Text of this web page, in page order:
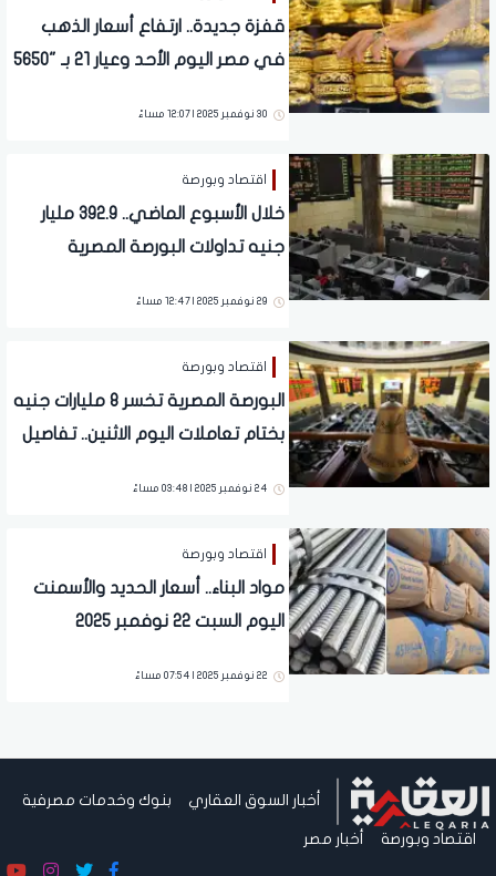
قفزة جديدة.. ارتفاع أسعار الذهب
في مصر اليوم الأحد وعيار 21 بـ "5650
30 نوفمبر 2025 | 12:07 مساءً
اقتصاد وبورصة
خلال الأسبوع الماضي.. 392.9 مليار
جنيه تداولات البورصة المصرية
29 نوفمبر 2025 | 12:47 مساءً
اقتصاد وبورصة
البورصة المصرية تخسر 8 مليارات جنيه
بختام تعاملات اليوم الاثنين.. تفاصيل
24 نوفمبر 2025 | 03:48 مساءً
اقتصاد وبورصة
مواد البناء.. أسعار الحديد والأسمنت
اليوم السبت 22 نوفمبر 2025
22 نوفمبر 2025 | 07:54 مساءً
أخبار السوق العقاري بنوك وخدمات مصرفية
اقتصاد وبورصة أخبار مصر